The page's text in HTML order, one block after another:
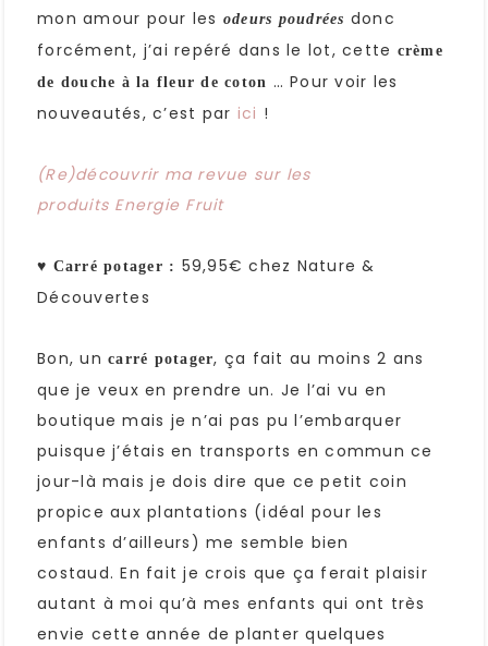
mon amour pour les odeurs poudrées donc
forcément, j’ai repéré dans le lot, cette crème
de douche à la fleur de coton … Pour voir les
nouveautés, c’est par ici !
(Re)découvrir ma revue sur les
produits Energie Fruit
♥ Carré potager : 59,95€ chez Nature &
Découvertes
Bon, un carré potager, ça fait au moins 2 ans
que je veux en prendre un. Je l’ai vu en
boutique mais je n’ai pas pu l’embarquer
puisque j’étais en transports en commun ce
jour-là mais je dois dire que ce petit coin
propice aux plantations (idéal pour les
enfants d’ailleurs) me semble bien
costaud. En fait je crois que ça ferait plaisir
autant à moi qu’à mes enfants qui ont très
envie cette année de planter quelques